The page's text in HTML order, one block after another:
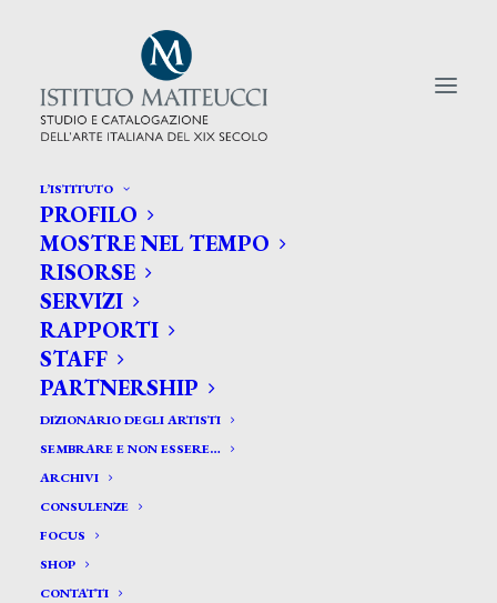
L’ISTITUTO
PROFILO
MOSTRE NEL TEMPO
RISORSE
SERVIZI
RAPPORTI
STAFF
PARTNERSHIP
DIZIONARIO DEGLI ARTISTI
SEMBRARE E NON ESSERE…
ARCHIVI
CONSULENZE
FOCUS
SHOP
CONTATTI
CERCA TRA GLI ARTISTI:
Search
for:
Ceroni Angelo Maria*
CERONI ANGELO MARIA